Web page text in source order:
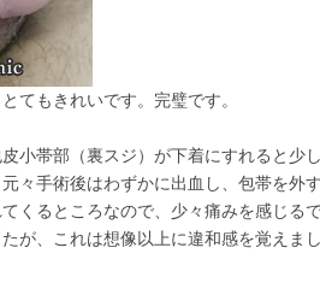
てもきれいです。完璧です。
小帯部（裏スジ）が下着にすれると少し
々手術後はわずかに出血し、包帯を外す
くるところなので、少々痛みを感じる
が、これは想像以上に違和感を覚えまし